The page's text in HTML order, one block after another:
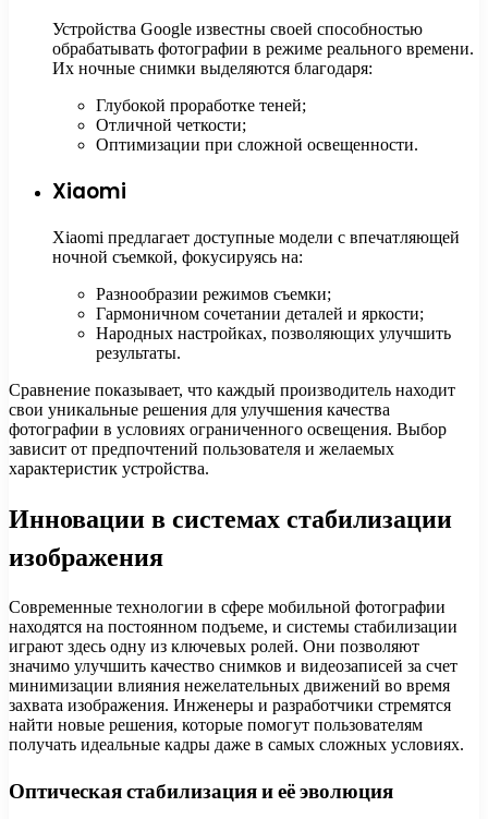
Устройства Google известны своей способностью
обрабатывать фотографии в режиме реального времени.
Их ночные снимки выделяются благодаря:
Глубокой проработке теней;
Отличной четкости;
Оптимизации при сложной освещенности.
Xiaomi
Xiaomi предлагает доступные модели с впечатляющей
ночной съемкой, фокусируясь на:
Разнообразии режимов съемки;
Гармоничном сочетании деталей и яркости;
Народных настройках, позволяющих улучшить
результаты.
Сравнение показывает, что каждый производитель находит
свои уникальные решения для улучшения качества
фотографии в условиях ограниченного освещения. Выбор
зависит от предпочтений пользователя и желаемых
характеристик устройства.
Инновации в системах стабилизации
изображения
Современные технологии в сфере мобильной фотографии
находятся на постоянном подъеме, и системы стабилизации
играют здесь одну из ключевых ролей. Они позволяют
значимо улучшить качество снимков и видеозаписей за счет
минимизации влияния нежелательных движений во время
захвата изображения. Инженеры и разработчики стремятся
найти новые решения, которые помогут пользователям
получать идеальные кадры даже в самых сложных условиях.
Оптическая стабилизация и её эволюция